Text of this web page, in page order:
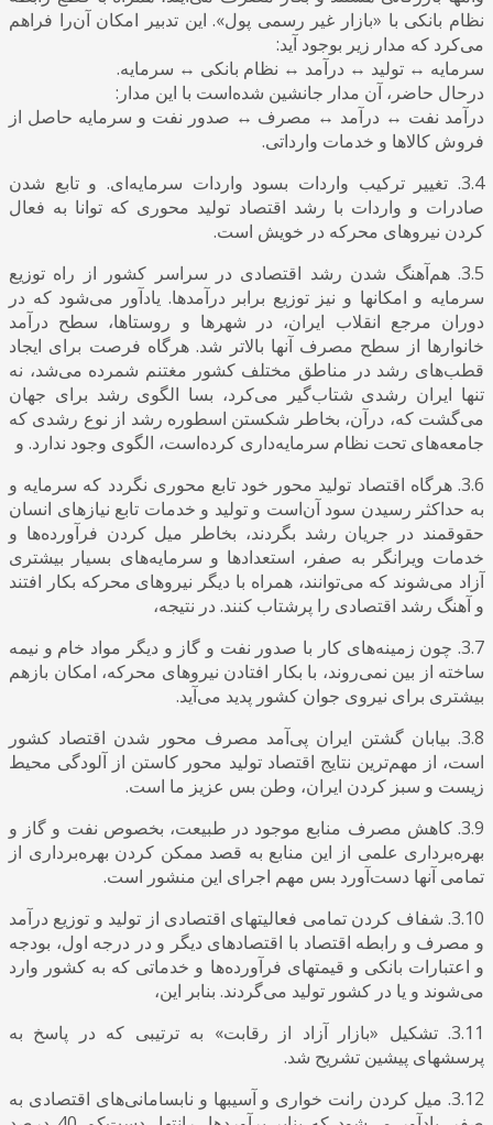
نظام بانکی با «بازار غیر رسمی پول». این تدبیر امکان آن‌را فراهم
می‌کرد که مدار زیر بوجود آید:
سرمایه ↔ تولید ↔ درآمد ↔ نظام بانکی ↔ سرمایه.
درحال حاضر، آن مدار جانشین شده‌است با این مدار:
درآمد نفت ↔ درآمد ↔ مصرف ↔ صدور نفت و سرمایه حاصل از
فروش کالاها و خدمات وارداتی.
3.4. تغییر ترکیب واردات بسود واردات سرمایه‌ای. و تابع شدن
صادرات و واردات با رشد اقتصاد تولید محوری که توانا به فعال
کردن نیروهای محرکه در خویش است.
3.5. هم‌آهنگ شدن رشد اقتصادی در سراسر کشور از راه توزیع
سرمایه و امکانها و نیز توزیع برابر درآمدها. یادآور می‌شود که در
دوران مرجع انقلاب ایران، در شهرها و روستاها، سطح درآمد
خانوارها از سطح مصرف آنها بالاتر شد. هرگاه فرصت برای ایجاد
قطب‌های رشد در مناطق مختلف کشور مغتنم شمرده می‌شد، نه
تنها ایران رشدی شتاب‌گیر می‌کرد، بسا الگوی رشد برای جهان
می‌گشت که، درآن، بخاطر شکستن اسطوره رشد از نوع رشدی که
جامعه‌های تحت نظام سرمایه‌داری کرده‌است، الگوی وجود ندارد. و
3.6. هرگاه اقتصاد تولید محور خود تابع محوری نگردد که سرمایه و
به حداکثر رسیدن سود آن‌است و تولید و خدمات تابع نیازهای انسان
حقوقمند در جریان رشد بگردند، بخاطر میل کردن فرآورده‌ها و
خدمات ویرانگر به صفر، استعدادها و سرمایه‌های بسیار بیشتری
آزاد می‌شوند که می‌توانند، همراه با دیگر نیروهای محرکه بکار افتند
و آهنگ رشد اقتصادی را پرشتاب کنند. در نتیجه،
3.7. چون زمینه‌های کار با صدور نفت و گاز و دیگر مواد خام و نیمه
ساخته از بین نمی‌روند، با بکار افتادن نیروهای محرکه، امکان بازهم
بیشتری برای نیروی جوان کشور پدید می‌آید.
3.8. بیابان گشتن ایران پی‌آمد مصرف محور شدن اقتصاد کشور
است، از مهم‌ترین نتایج اقتصاد تولید محور کاستن از آلودگی محیط
زیست و سبز کردن ایران، وطن بس عزیز ما است.
3.9. کاهش مصرف منابع موجود در طبیعت، بخصوص نفت و گاز و
بهره‌برداری علمی از این منابع به قصد ممکن کردن بهره‌برداری از
تمامی آنها دست‌آورد بس مهم اجرای این منشور است.
3.10. شفاف کردن تمامی فعالیتهای اقتصادی از تولید و توزیع درآمد
و مصرف و رابطه اقتصاد با اقتصادهای دیگر و در درجه اول، بودجه
و اعتبارات بانکی و قیمتهای فرآورده‌ها و خدماتی که به کشور وارد
می‌شوند و یا در کشور تولید می‌گردند. بنابر این،
3.11. تشکیل «بازار آزاد از رقابت» به ترتیبی که در پاسخ به
پرسشهای پیشین تشریح شد.
3.12. میل کردن رانت خواری و آسیبها و نابسامانی‌های اقتصادی به